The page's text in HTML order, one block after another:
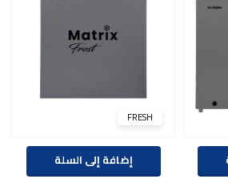
FRESH
إضافة إلى السلة